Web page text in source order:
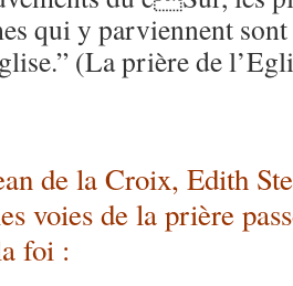
qui y parviennent
(La prière de
de la Croix, Edith
voies de la prière
foi :